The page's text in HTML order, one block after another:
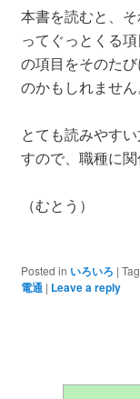
本書を読むと、
ってぐっとくる
の項目をそのた
のかもしれません
とても読みやす
すので、職種に
（むとう）
Posted in いろいろ |
電通 | Leave a reply